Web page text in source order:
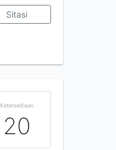
Sitasi
Ketersediaan
20